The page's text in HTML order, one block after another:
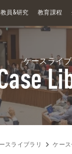
教員&研究 教育課程
ケースライ
スライブラリ ケー